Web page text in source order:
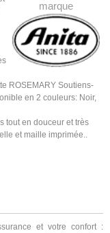
marque
ROSEMARY Soutiens-
en 2 couleurs: Noir,
tout en douceur et très
et maille imprimée..
et votre confort :